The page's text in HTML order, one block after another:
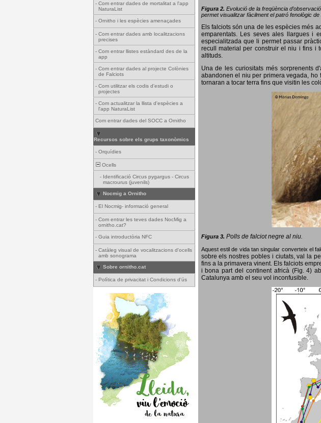
- Com entrar dades de mortalitat a l'app
NaturaList
- Ornitho i les espècies amenaçades
- Com entrar dades amb localitzacions
precises
- Com entrar llistes estàndard des de la
app
- Com entrar dades al projecte Colònies
de Falciots
- Com utilitzar els codis d'estudi o
projectes
- Com actualitzar la llista d'espècies a
l'app NaturaList
Com entrar dades del SOCC a Ornitho
Recursos sobre els grups taxonòmics
- Orquídies
Ocells
- Identificació Circus pygargus - Circus
macrourus (juvenils)
Nocmig a Ornitho
- El Nocmig- informació general
- Com entrar les teves dades NocMig a
ornitho.cat?
- Guia introductòria NFC
- Catàleg visual de vocalitzacions d'ocells
amb sonograma
Sobre ornitho.cat
- Política de privacitat i Condicions d'ús
Figura 2. Evolució de la freqüència
permet visualitzar fàcilment el patró fenològic de
Els falciots són una de les espècies més
emparentats. Les seves ales llargues i
especialitzada que li permet passar
recull material per construir el niu i fins i
altituds.
Una de les curiositats més sorprenents
abandonen el niu per primera vegada, ho
tornaran a tocar terra fins que visitin les
Figura 3. Polls de falciot negre al niu.
Aquest estil de vida tan singular converteix el
sobre els nostres pobles i ciutats, val la
fins a la primavera vinent. Els falciots
i bona part del continent africà (Fig. 4)
Catalunya amb el seu vol inconfusible.